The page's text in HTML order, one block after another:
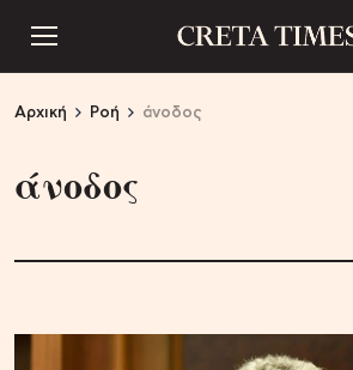
Αρχική Ροή άνοδος
άνοδος